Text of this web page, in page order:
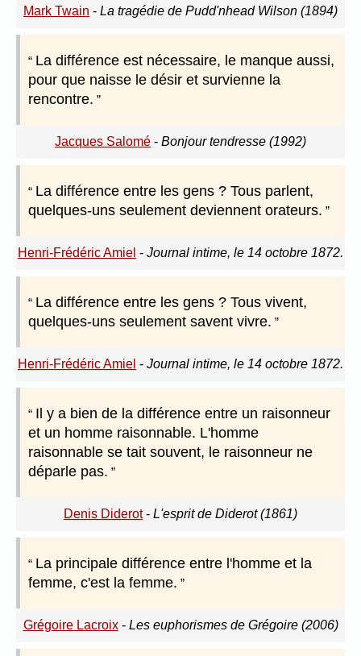
Mark Twain - La tragédie de Pudd'nhead Wilson (1894)
La différence est nécessaire, le manque aussi,
pour que naisse le désir et survienne la
rencontre.
Jacques Salomé - Bonjour tendresse (1992)
La différence entre les gens ? Tous parlent,
quelques-uns seulement deviennent orateurs.
Henri-Frédéric Amiel - Journal intime, le 14 octobre 1872.
La différence entre les gens ? Tous vivent,
quelques-uns seulement savent vivre.
Henri-Frédéric Amiel - Journal intime, le 14 octobre 1872.
Il y a bien de la différence entre un raisonneur
et un homme raisonnable. L'homme
raisonnable se tait souvent, le raisonneur ne
déparle pas.
Denis Diderot- L'esprit de Diderot (1861)
La principale différence entre l'homme et la
femme, c'est la femme.
Grégoire Lacroix- Les euphorismes de Grégoire (2006)